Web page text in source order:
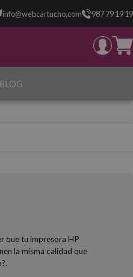
info@webcartucho.com 987 79 19 19
BLOG
que tu impresora HP
la misma calidad que